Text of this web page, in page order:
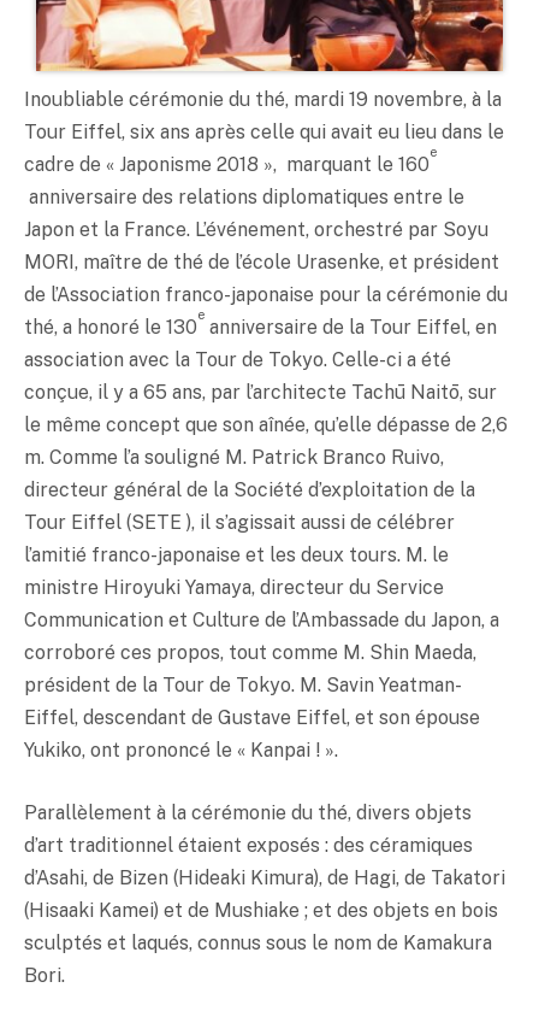
Inoubliable cérémonie du thé, mardi 19 novembre, à la
Tour Eiffel, six ans après celle qui avait eu lieu dans le
cadre de « Japonisme 2018 », marquant le 160
e
anniversaire des relations diplomatiques entre le
Japon et la France. L’événement, orchestré par Soyu
MORI, maître de thé de l’école Urasenke, et président
de l’Association franco-japonaise pour la cérémonie du
thé, a honoré le 130
e
anniversaire de la Tour Eiffel, en
association avec la Tour de Tokyo. Celle-ci a été
conçue, il y a 65 ans, par l’architecte Tachū Naitō, sur
le même concept que son aînée, qu’elle dépasse de 2,6
m. Comme l’a souligné M. Patrick Branco Ruivo,
directeur général de la Société d’exploitation de la
Tour Eiffel (SETE ), il s’agissait aussi de célébrer
l’amitié franco-japonaise et les deux tours. M. le
ministre Hiroyuki Yamaya, directeur du Service
Communication et Culture de l’Ambassade du Japon, a
corroboré ces propos, tout comme M. Shin Maeda,
président de la Tour de Tokyo. M. Savin Yeatman-
Eiffel, descendant de Gustave Eiffel, et son épouse
Yukiko, ont prononcé le « Kanpai ! ».
Parallèlement à la cérémonie du thé, divers objets
d’art traditionnel étaient exposés : des céramiques
d’Asahi, de Bizen (Hideaki Kimura), de Hagi, de Takatori
(Hisaaki Kamei) et de Mushiake ; et des objets en bois
sculptés et laqués, connus sous le nom de Kamakura
Bori.